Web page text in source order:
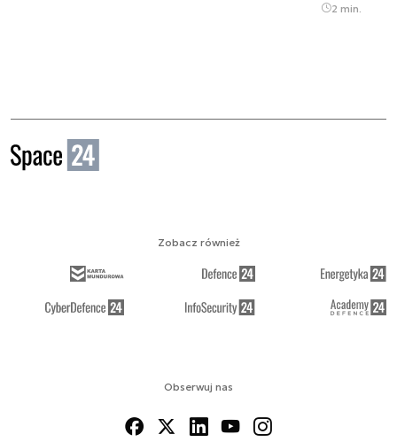
2 min.
Obserwuj nas
Zobacz również